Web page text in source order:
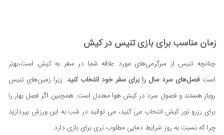
زمان مناسب برای بازی تنیس در کیش
چنانچه تنیس از سرگرمی‌های مورد علاقه شما در سفر به کیش است،بهتر
استفصل‌های سرد سال را برای سفر خود انتخاب کنید. زیرا زمین‌های تنیس
روباز هستند و فصول سرد در کیش هوا معتدل است. همچنین اگر فصل بهار را
برای رزرو تور کیش انتخاب می کنید، می توانید در شب به این ورزش بپردازید
چرا که نسبت به روز شرایط دمایی مطلوب تری برای بازی دارد.